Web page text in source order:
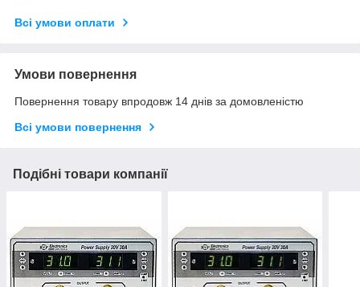
Всі умови оплати
Умови повернення
Повернення товару впродовж 14 днів за домовленістю
Всі умови повернення
Подібні товари компанії